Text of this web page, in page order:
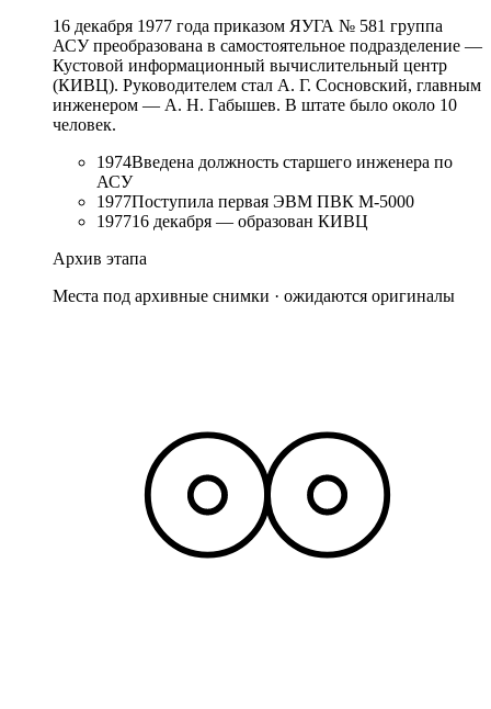
16 декабря 1977 года приказом ЯУГА № 581 группа
АСУ преобразована в самостоятельное подразделение —
Кустовой информационный вычислительный центр
(КИВЦ). Руководителем стал А. Г. Сосновский, главным
инженером — А. Н. Габышев. В штате было около 10
человек.
1974Введена должность старшего инженера по
АСУ
1977Поступила первая ЭВМ ПВК М-5000
197716 декабря — образован КИВЦ
Архив этапа
Места под архивные снимки · ожидаются оригиналы